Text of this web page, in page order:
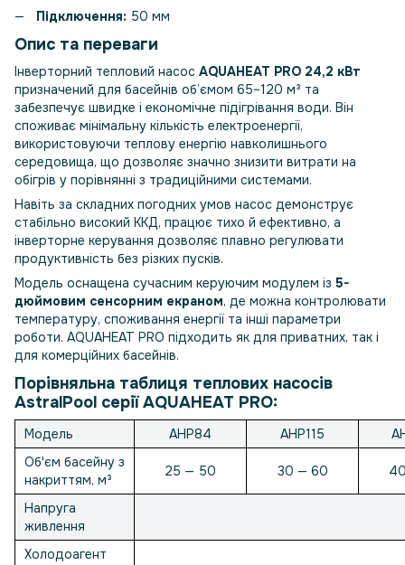
Підключення: 50 мм
Опис та переваги
Інверторний тепловий насос AQUAHEAT PRO 24,2 кВт
призначений для басейнів об’ємом 65–120 м³ та
забезпечує швидке і економічне підігрівання води. Він
споживає мінімальну кількість електроенергії,
використовуючи теплову енергію навколишнього
середовища, що дозволяє значно знизити витрати на
обігрів у порівнянні з традиційними системами.
Навіть за складних погодних умов насос демонструє
стабільно високий ККД, працює тихо й ефективно, а
інверторне керування дозволяє плавно регулювати
продуктивність без різких пусків.
Модель оснащена сучасним керуючим модулем із 5-
дюймовим сенсорним екраном, де можна контролювати
температуру, споживання енергії та інші параметри
роботи. AQUAHEAT PRO підходить як для приватних, так і
для комерційних басейнів.
Порівняльна таблиця теплових насосів
AstralPool серії AQUAHEAT PRO:
Модель AHP84 AHP115
Об'єм басейну з
накриттям, м³
25 — 50 30 — 60
Напруга
живлення
Холодоагент